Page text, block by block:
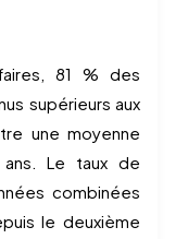
81 % des
supérieurs aux
une moyenne
Le taux de
combinées
le deuxième